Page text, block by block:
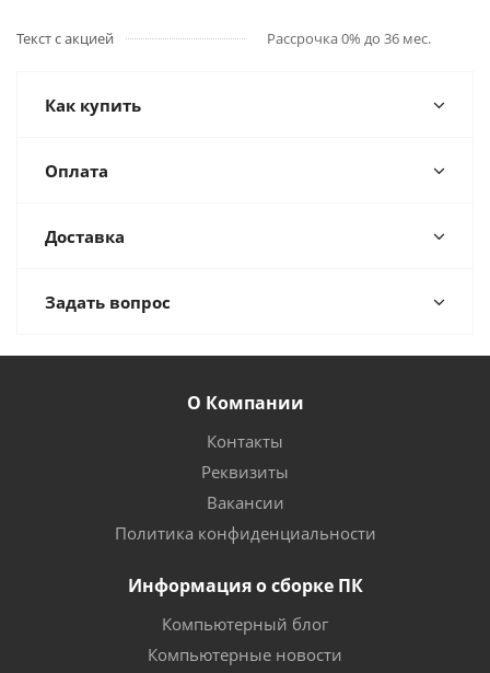
Текст с акцией Рассрочка 0% до 36 мес.
Как купить
Оплата
Доставка
Задать вопрос
О Компании
Контакты
Реквизиты
Вакансии
Политика конфиденциальности
Информация о сборке ПК
Компьютерный блог
Компьютерные новости